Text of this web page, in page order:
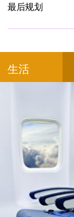
最后规划
生活